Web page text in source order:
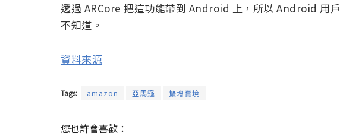
透過 ARCore 把這功能帶到 Android 上，所以 Android 用
不知道。
資料來源
Tags: amazon 亞馬遜 擴增實境
您也許會喜歡：